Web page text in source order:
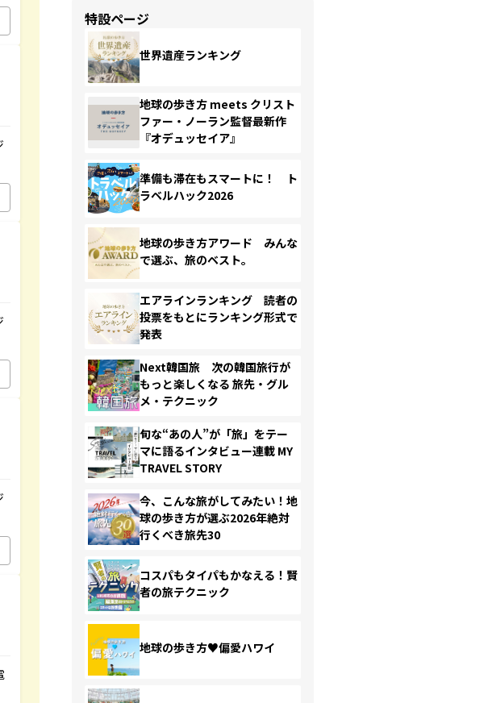
特設ページ
世界遺産ランキング
地球の歩き方 meets クリスト
ファー・ノーラン監督最新作
『オデュッセイア』
準備も滞在もスマートに！ ト
ラベルハック2026
地球の歩き方アワード みんな
で選ぶ、旅のベスト。
エアラインランキング 読者の
投票をもとにランキング形式で
発表
Next韓国旅 次の韓国旅行が
もっと楽しくなる 旅先・グル
メ・テクニック
旬な“あの人”が「旅」をテー
マに語るインタビュー連載 MY
TRAVEL STORY
今、こんな旅がしてみたい！地
球の歩き方が選ぶ2026年絶対
行くべき旅先30
コスパもタイパもかなえる！賢
者の旅テクニック
地球の歩き方♥偏愛ハワイ